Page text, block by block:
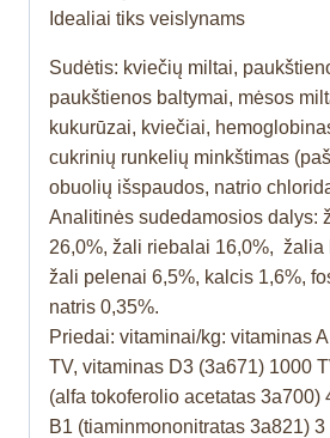
Idealiai tiks veislynams
Sudėtis: kviečių miltai,
paukštienos baltymai, mėsos
kukurūzai, kviečiai,
cukrinių runkelių minkštimas
obuolių išspaudos, natrio
Analitinės sudedamosios dalys:
26,0%, žali riebalai 16,0%, žalia
žali pelenai 6,5%, kalcis 1,6%,
natris 0,35%.
Priedai: vitaminai/kg: vitaminas
TV, vitaminas D3 (3a671) 1000
(alfa tokoferolio acetatas 3a700)
B1 (tiaminmononitratas 3a821)